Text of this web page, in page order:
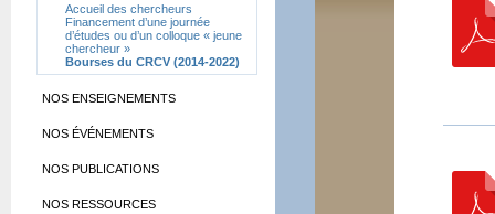
Accueil des chercheurs
Financement d’une journée
d’études ou d’un colloque « jeune
chercheur »
Bourses du CRCV (2014-2022)
NOS ENSEIGNEMENTS
NOS ÉVÉNEMENTS
NOS PUBLICATIONS
NOS RESSOURCES